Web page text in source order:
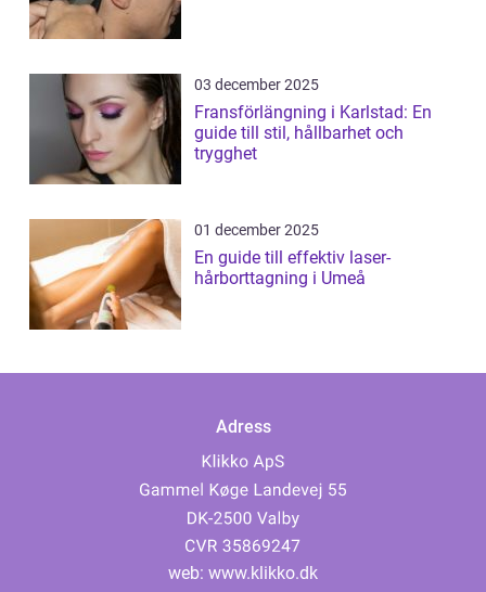
03 december 2025
Fransförlängning i Karlstad: En
guide till stil, hållbarhet och
trygghet
01 december 2025
En guide till effektiv laser-
hårborttagning i Umeå
Adress
web: www.klikko.dk